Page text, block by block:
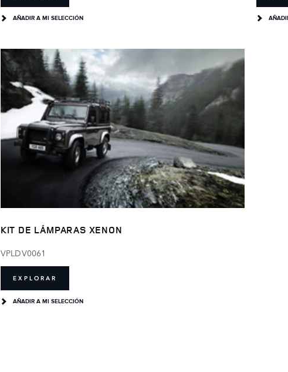
AÑADIR A MI SELECCIÓN
KIT DE LÁMPARAS XENON
VPLDV0061
EXPLORAR
AÑADIR A MI SELECCIÓN